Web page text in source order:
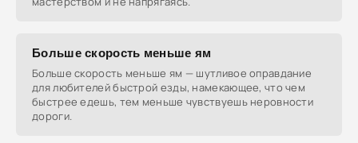
Больше скорость меньше ям
Больше скорость меньше ям — шутливое оправдание
для любителей быстрой езды, намекающее, что чем
быстрее едешь, тем меньше чувствуешь неровности
дороги.